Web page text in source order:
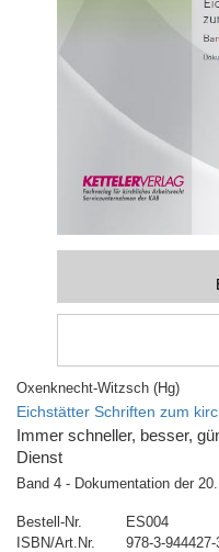
Oxenknecht-Witzsch (Hg)
Eichstätter Schriften zum
Immer schneller, besser,
Dienst
Band 4 - Dokumentation der
Bestell-Nr.
ES004
ISBN/Art.Nr.
978-3-944427-